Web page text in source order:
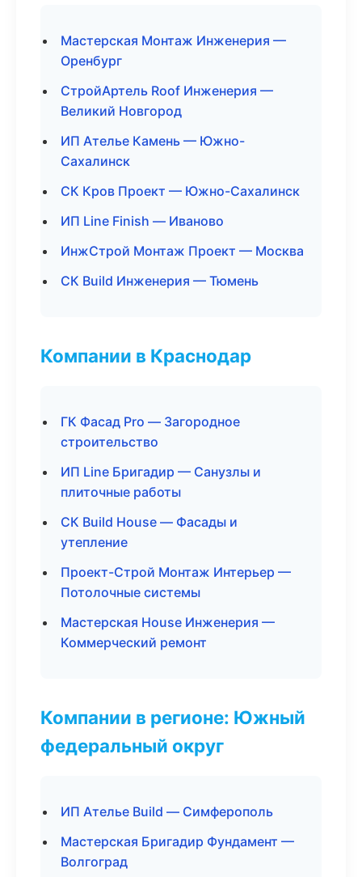
Мастерская Монтаж Инженерия —
Оренбург
СтройАртель Roof Инженерия —
Великий Новгород
ИП Ателье Камень — Южно-
Сахалинск
СК Кров Проект — Южно-Сахалинск
ИП Line Finish — Иваново
ИнжСтрой Монтаж Проект — Москва
СК Build Инженерия — Тюмень
Компании в Краснодар
ГК Фасад Pro — Загородное
строительство
ИП Line Бригадир — Санузлы и
плиточные работы
СК Build House — Фасады и
утепление
Проект-Строй Монтаж Интерьер —
Потолочные системы
Мастерская House Инженерия —
Коммерческий ремонт
Компании в регионе: Южный
федеральный округ
ИП Ателье Build — Симферополь
Мастерская Бригадир Фундамент —
Волгоград